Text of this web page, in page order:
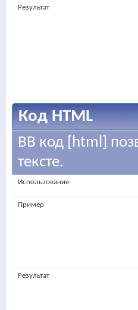
Результат
Код HTML
BB код [html]
тексте.
Использование
Пример
Результат